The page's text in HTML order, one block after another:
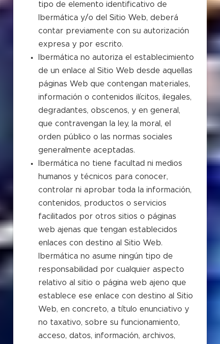
tipo de elemento identificativo de
Ibermática y/o del Sitio Web, deberá
contar previamente con su autorización
expresa y por escrito.
Ibermática no autoriza el establecimiento
de un enlace al Sitio Web desde aquellas
páginas Web que contengan materiales,
información o contenidos ilícitos, ilegales,
degradantes, obscenos, y en general,
que contravengan la ley, la moral, el
orden público o las normas sociales
generalmente aceptadas.
Ibermática no tiene facultad ni medios
humanos y técnicos para conocer,
controlar ni aprobar toda la información,
contenidos, productos o servicios
facilitados por otros sitios o páginas
web ajenas que tengan establecidos
enlaces con destino al Sitio Web.
Ibermática no asume ningún tipo de
responsabilidad por cualquier aspecto
relativo al sitio o página web ajeno que
establece ese enlace con destino al Sitio
Web, en concreto, a título enunciativo y
no taxativo, sobre su funcionamiento,
acceso, datos, información, archivos,